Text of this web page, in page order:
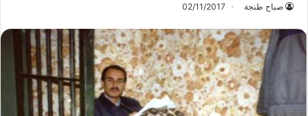
صباح طنجة 02/11/2017